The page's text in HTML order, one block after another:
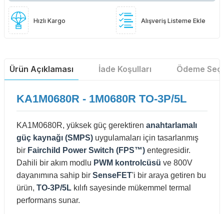
Hızlı Kargo Alışveriş Listeme Ekle
Ürün Açıklaması İade Koşulları Ödeme
KA1M0680R - 1M0680R TO-3P/5L
KA1M0680R, yüksek güç gerektiren anahtarlamalı
güç kaynağı (SMPS) uygulamaları için tasarlanmış
bir Fairchild Power Switch (FPS™) entegresidir.
Dahili bir akım modlu PWM kontrolcüsü ve 800V
dayanımına sahip bir SenseFET'i bir araya getiren bu
ürün, TO-3P/5L kılıfı sayesinde mükemmel termal
performans sunar.